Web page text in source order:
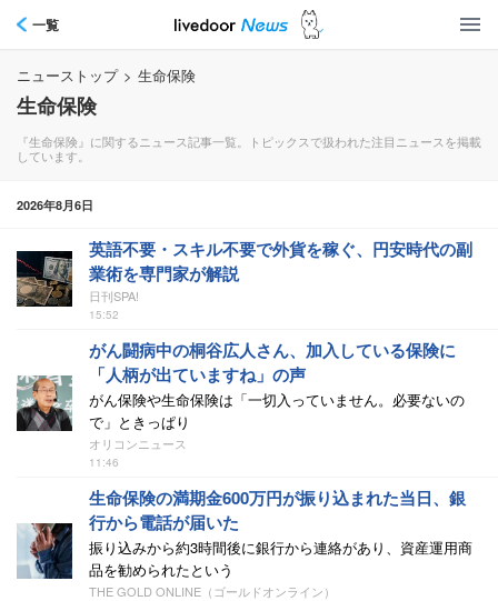
一覧
ニューストップ > 生命保険
生命保険
『生命保険』に関するニュース記事一覧。トピックスで扱われた注目ニュースを掲載
しています。
2026年8月6日
英語不要・スキル不要で外貨を稼ぐ、円安時代の副
業術を専門家が解説
日刊SPA!
15:52
がん闘病中の桐谷広人さん、加入している保険に
「人柄が出ていますね」の声
がん保険や生命保険は「一切入っていません。必要ないの
で」ときっぱり
オリコンニュース
11:46
生命保険の満期金600万円が振り込まれた当日、銀
行から電話が届いた
振り込みから約3時間後に銀行から連絡があり、資産運用商
品を勧められたという
THE GOLD ONLINE（ゴールドオンライン）